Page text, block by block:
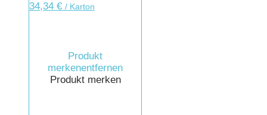
34,34 € / Karton
Produkt
merkenentfernen
Produkt merken